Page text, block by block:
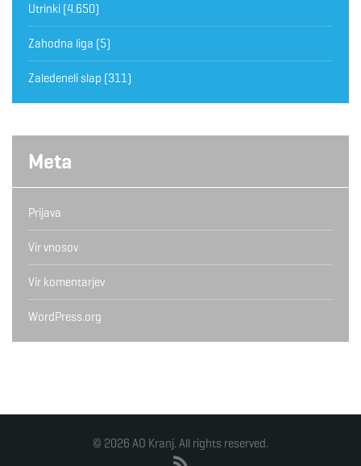
Utrinki (4.650)
Zahodna liga (5)
Zaledeneli slap (311)
Meta
Prijava
Vir vnosov
Vir komentarjev
WordPress.org
© 2026 AO Kranj. All rights reserved.